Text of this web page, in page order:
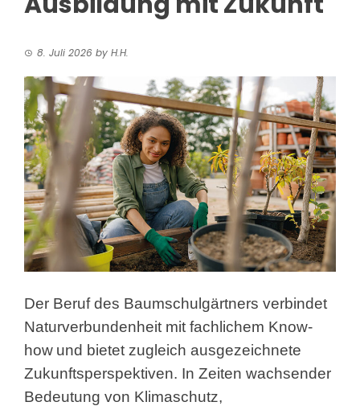
8. Juli 2026 by H.H.
Der Beruf des Baumschulgärtners verbindet
Naturverbundenheit mit fachlichem Know-
how und bietet zugleich ausgezeichnete
Zukunftsperspektiven. In Zeiten wachsender
Bedeutung von Klimaschutz,